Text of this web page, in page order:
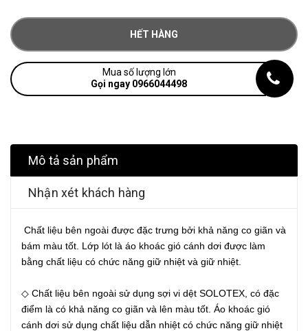
HẾT HÀNG
Mua số lượng lớn
Gọi ngay 0966044498
Mô tả sản phẩm
Nhận xét khách hàng
Chất liệu bên ngoài được đặc trưng bởi khả năng co giãn và
bám màu tốt. Lớp lót là áo khoác gió cánh dơi được làm
bằng chất liệu có chức năng giữ nhiệt và giữ nhiệt.
◇ Chất liệu bên ngoài sử dụng sợi vi dệt SOLOTEX, có đặc
điểm là có khả năng co giãn và lên màu tốt. Áo khoác gió
cánh dơi sử dụng chất liệu dẫn nhiệt có chức năng giữ nhiệt